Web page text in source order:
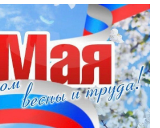
от 11.10.2023 № 1678,
и локальными
Труда! 🌸✨